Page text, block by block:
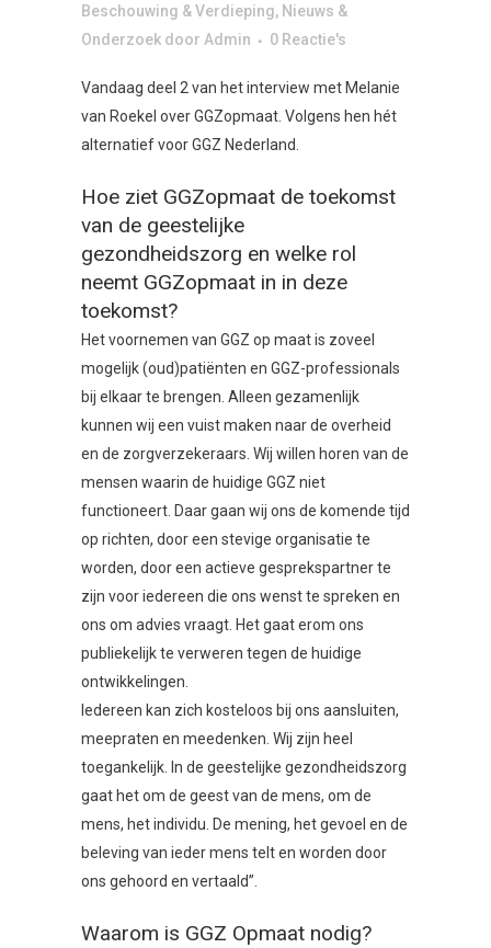
Beschouwing & Verdieping, Nieuws &
Onderzoek door Admin 0 Reactie's
Vandaag deel 2 van het interview met Melanie
van Roekel over GGZopmaat. Volgens hen hét
alternatief voor GGZ Nederland.
Hoe ziet GGZopmaat de toekomst
van de geestelijke
gezondheidszorg en welke rol
neemt GGZopmaat in in deze
toekomst?
Het voornemen van GGZ op maat is zoveel
mogelijk (oud)patiënten en GGZ-professionals
bij elkaar te brengen. Alleen gezamenlijk
kunnen wij een vuist maken naar de overheid
en de zorgverzekeraars. Wij willen horen van de
mensen waarin de huidige GGZ niet
functioneert. Daar gaan wij ons de komende tijd
op richten, door een stevige organisatie te
worden, door een actieve gesprekspartner te
zijn voor iedereen die ons wenst te spreken en
ons om advies vraagt. Het gaat erom ons
publiekelijk te verweren tegen de huidige
ontwikkelingen.
Iedereen kan zich kosteloos bij ons aansluiten,
meepraten en meedenken. Wij zijn heel
toegankelijk. In de geestelijke gezondheidszorg
gaat het om de geest van de mens, om de
mens, het individu. De mening, het gevoel en de
beleving van ieder mens telt en worden door
ons gehoord en vertaald”.
Waarom is GGZ Opmaat nodig?